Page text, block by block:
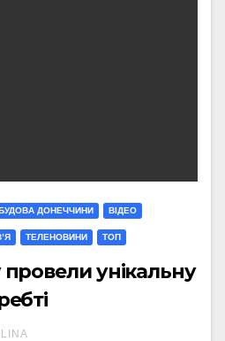
ДОНЕЧЧИНИ ВІДЕО
ТЕЛЕНОВИНИ ТОП
унікальну